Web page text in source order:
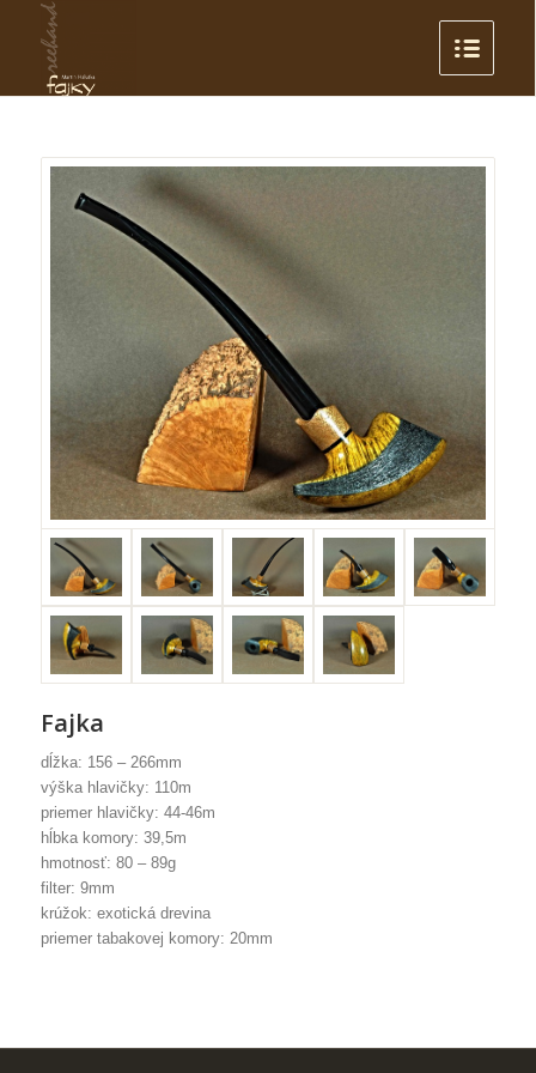
Fajka
dĺžka: 156 – 266mm
výška hlavičky: 110m
priemer hlavičky: 44-46m
hĺbka komory: 39,5m
hmotnosť: 80 – 89g
filter: 9mm
krúžok: exotická drevina
priemer tabakovej komory: 20mm